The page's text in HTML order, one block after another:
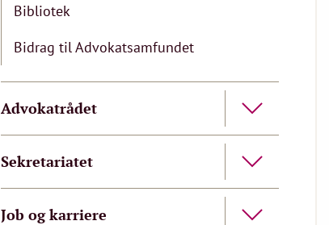
Bibliotek
Bidrag til Advokatsamfundet
Advokatrådet
Sekretariatet
Job og karriere